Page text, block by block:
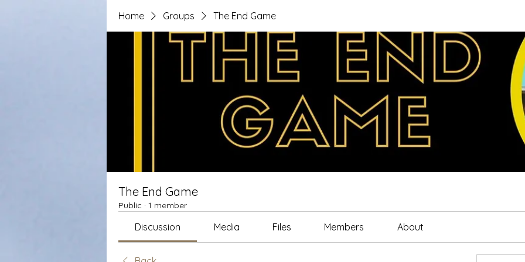
Home Groups The End Game
The End Game
Public · 1 member
Discussion Media Files Members About